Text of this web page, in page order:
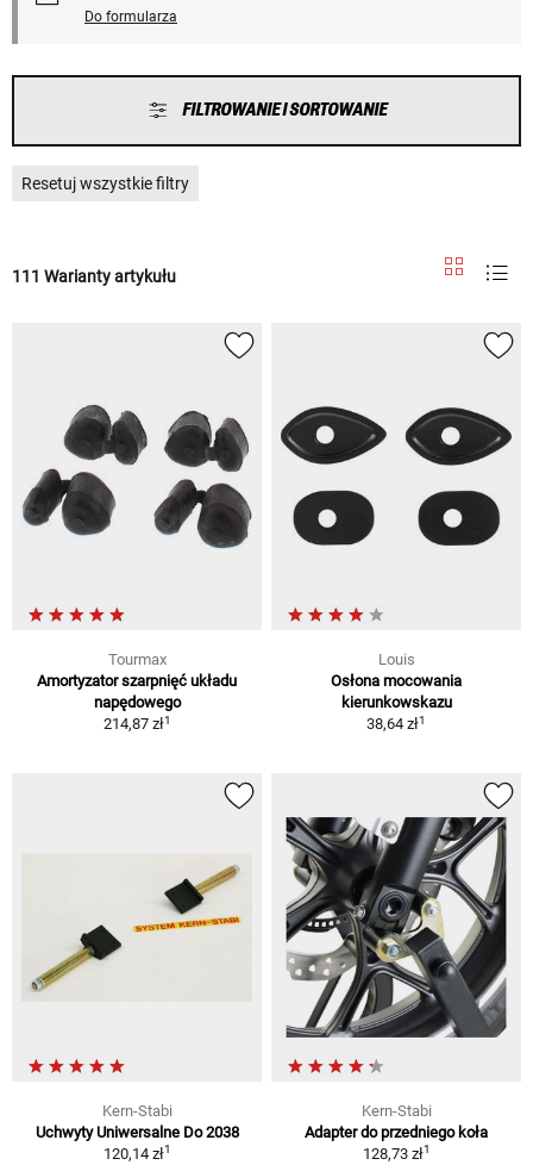
Do formularza
FILTROWANIE I SORTOWANIE
Resetuj wszystkie filtry
111 Warianty artykułu
Tourmax
Amortyzator szarpnięć układu
napędowego
214,87 zł1
Louis
Osłona mocowania
kierunkowskazu
38,64 zł1
Kern-Stabi
Uchwyty Uniwersalne Do 2038
120,14 zł1
Kern-Stabi
Adapter do przedniego koła
128,73 zł1